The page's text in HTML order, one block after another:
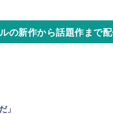
の新作から話題作まで
」